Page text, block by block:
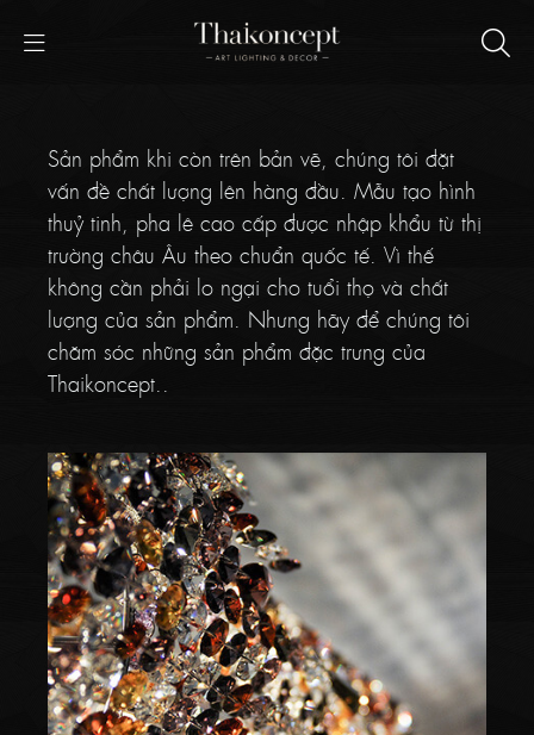
Sản phẩm khi còn trên bản vẽ, chúng tôi đặt
vấn đề chất lượng lên hàng đầu. Mẫu tạo hình
thuỷ tinh, pha lê cao cấp được nhập khẩu từ thị
trường châu Âu theo chuẩn quốc tế. Vì thế
không cần phải lo ngại cho tuổi thọ và chất
lượng của sản phẩm. Nhưng hãy để chúng tôi
chăm sóc những sản phẩm đặc trưng của
Thaikoncept..